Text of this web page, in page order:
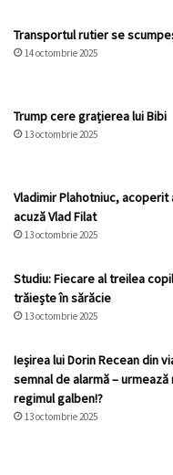
Transportul rutier se
14 octombrie 2025
Trump cere grațierea lui Bibi
13 octombrie 2025
Vladimir Plahotniuc, acoperit
acuză Vlad Filat
13 octombrie 2025
Studiu: Fiecare al treilea
trăiește în sărăcie
13 octombrie 2025
Ieșirea lui Dorin Recean din
semnal de alarmă –
regimul galben!?
13 octombrie 2025